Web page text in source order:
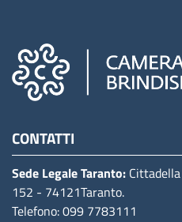
CONTATTI
Sede Legale Taranto:
152 - 74121Taranto.
Telefono: 099 7783111